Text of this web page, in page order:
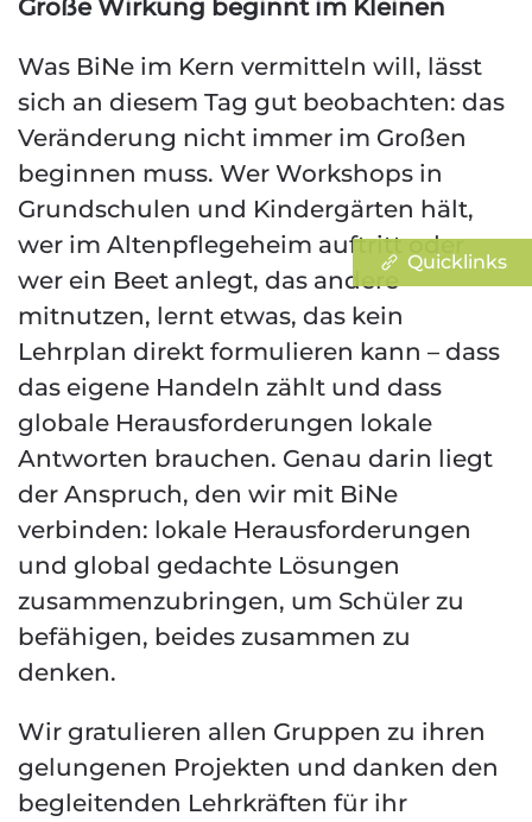
Große Wirkung beginnt im Kleinen
Was BiNe im Kern vermitteln will, lässt
sich an diesem Tag gut beobachten: das
Veränderung nicht immer im Großen
beginnen muss. Wer Workshops in
Grundschulen und Kindergärten hält,
wer im Altenpflegeheim auftritt oder
wer ein Beet anlegt, das andere
mitnutzen, lernt etwas, das kein
Lehrplan direkt formulieren kann – dass
das eigene Handeln zählt und dass
globale Herausforderungen lokale
Antworten brauchen. Genau darin liegt
der Anspruch, den wir mit BiNe
verbinden: lokale Herausforderungen
und global gedachte Lösungen
zusammenzubringen, um Schüler zu
befähigen, beides zusammen zu
denken.
Wir gratulieren allen Gruppen zu ihren
gelungenen Projekten und danken den
begleitenden Lehrkräften für ihr
Quicklinks